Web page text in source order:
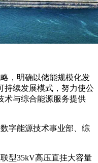
，明确以储能规模化发
持续发展模式，努力使公
术与综合能源服务提供
字能源技术事业部、综
型35kV高压直挂大容量